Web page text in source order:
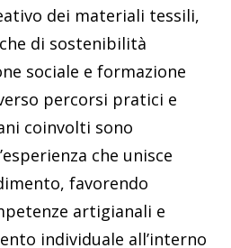
dei materiali tessili,
di sostenibilità
sociale e formazione
percorsi pratici e
coinvolti sono
che unisce
favorendo
artigianali e
individuale all’interno